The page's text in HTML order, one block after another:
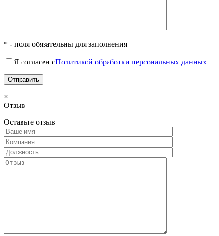
* - поля обязательны для заполнения
Я согласен сПолитикой обработки персональных данных
×
Отзыв
Оставьте отзыв